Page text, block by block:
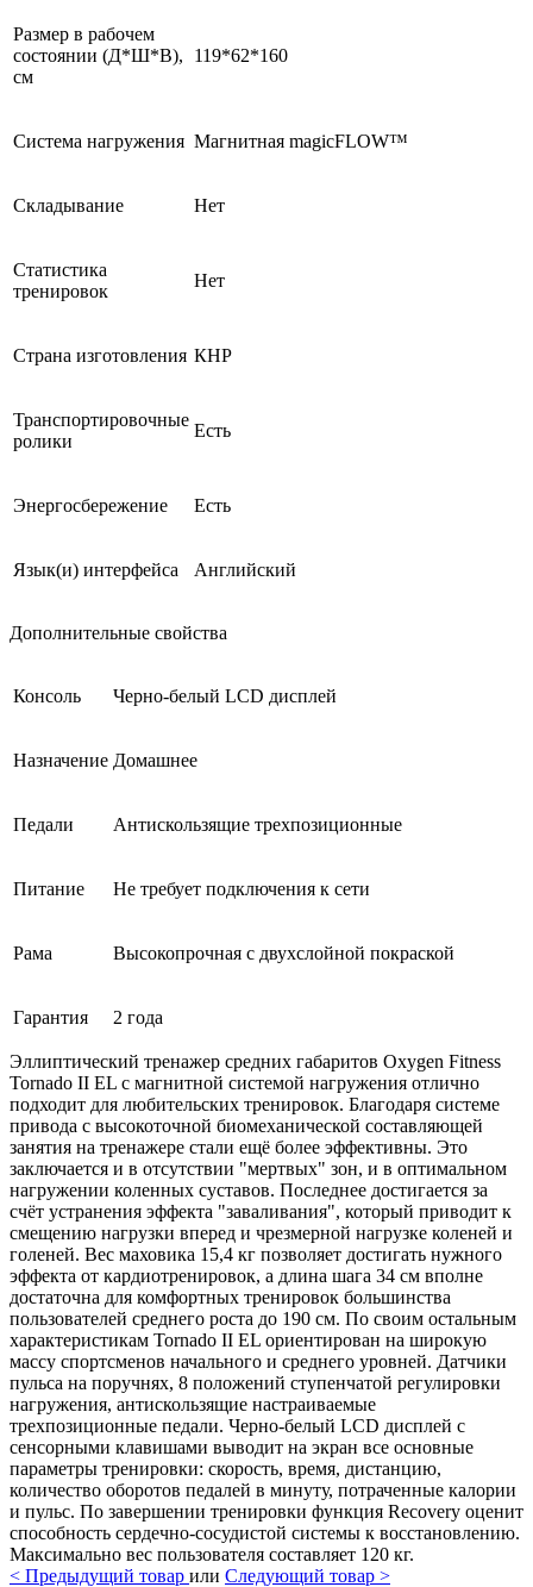
Размер в рабочем
состоянии (Д*Ш*В),
см
119*62*160
Система нагружения Магнитная magicFLOW™
Складывание Нет
Статистика
тренировок
Нет
Страна изготовления КНР
Транспортировочные
ролики
Есть
Энергосбережение Есть
Язык(и) интерфейса Английский
Дополнительные свойства
Консоль Черно-белый LCD дисплей
Назначение Домашнее
Педали Антискользящие трехпозиционные
Питание Не требует подключения к сети
Рама Высокопрочная с двухслойной покраской
Гарантия 2 года
Эллиптический тренажер средних габаритов Oxygen Fitness
Tornado II EL с магнитной системой нагружения отлично
подходит для любительских тренировок. Благодаря системе
привода с высокоточной биомеханической составляющей
занятия на тренажере стали ещё более эффективны. Это
заключается и в отсутствии "мертвых" зон, и в оптимальном
нагружении коленных суставов. Последнее достигается за
счёт устранения эффекта "заваливания", который приводит к
смещению нагрузки вперед и чрезмерной нагрузке коленей и
голеней. Вес маховика 15,4 кг позволяет достигать нужного
эффекта от кардиотренировок, а длина шага 34 см вполне
достаточна для комфортных тренировок большинства
пользователей среднего роста до 190 см. По своим остальным
характеристикам Tornado II EL ориентирован на широкую
массу спортсменов начального и среднего уровней. Датчики
пульса на поручнях, 8 положений ступенчатой регулировки
нагружения, антискользящие настраиваемые
трехпозиционные педали. Черно-белый LCD дисплей с
сенсорными клавишами выводит на экран все основные
параметры тренировки: скорость, время, дистанцию,
количество оборотов педалей в минуту, потраченные калории
и пульс. По завершении тренировки функция Recovery оценит
способность сердечно-сосудистой системы к восстановлению.
Максимально вес пользователя составляет 120 кг.
< Предыдущий товар или Следующий товар >